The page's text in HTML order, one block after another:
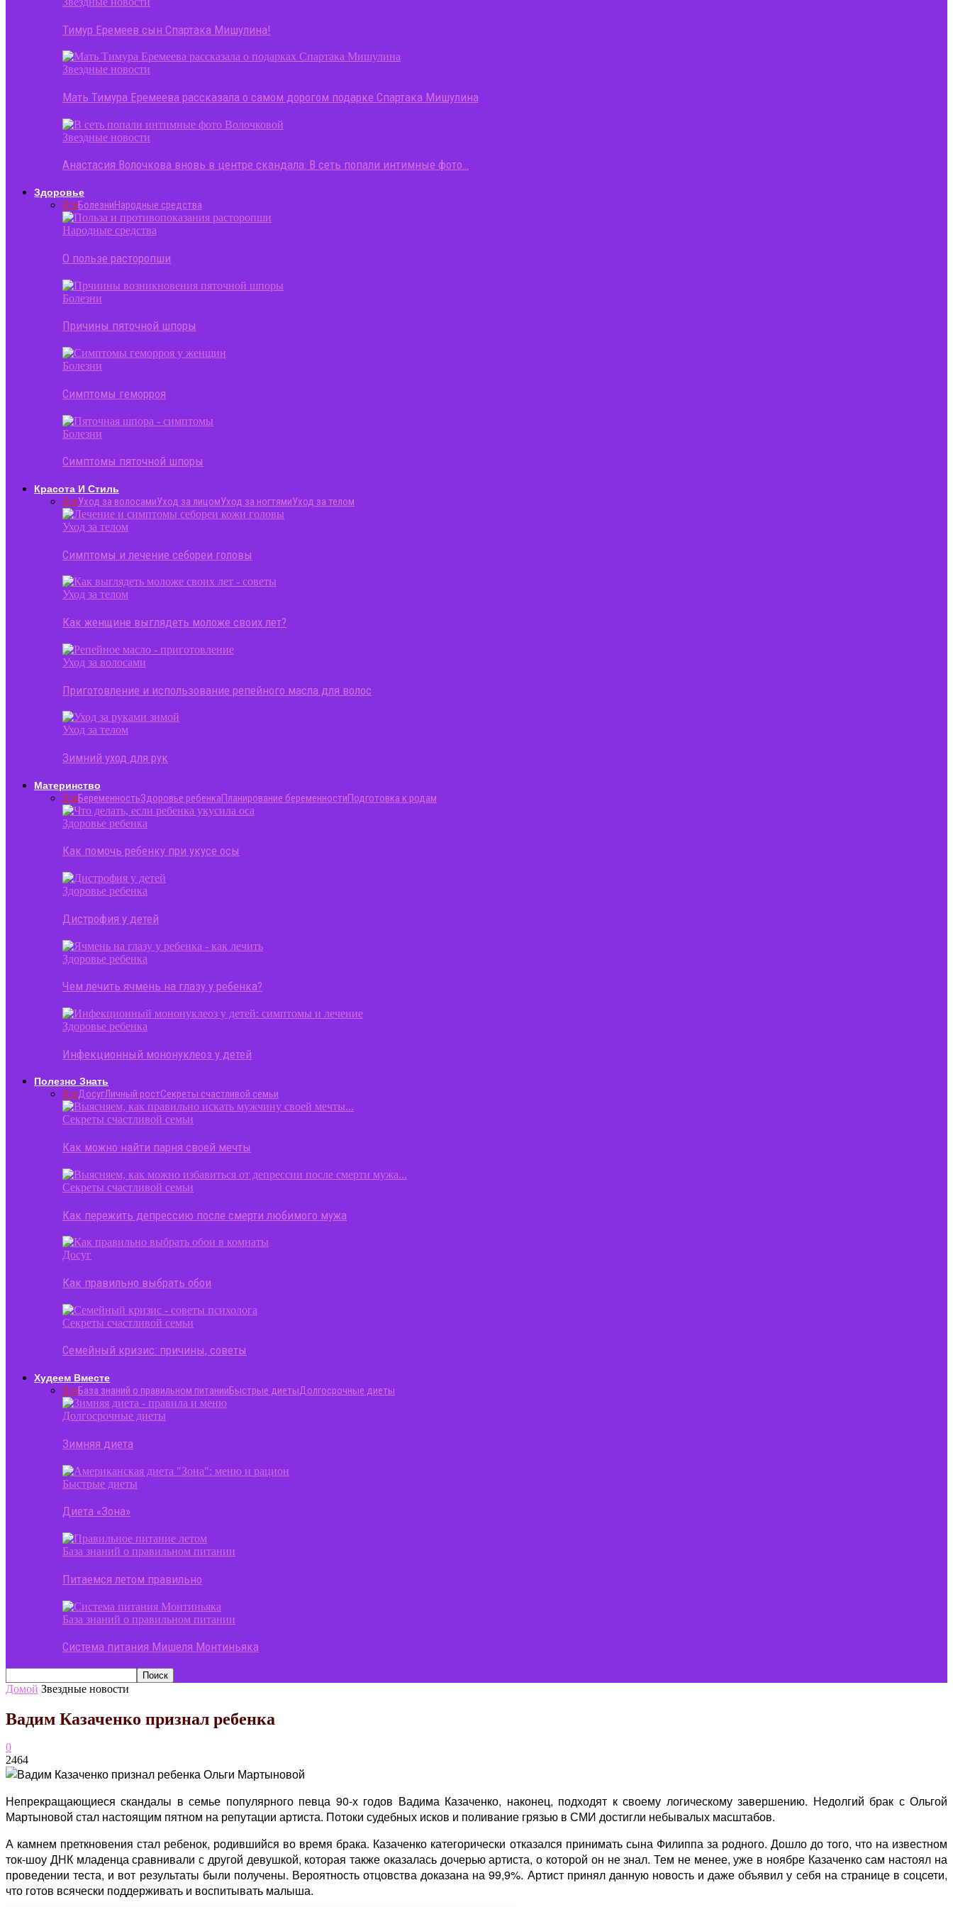
Тимур Еремеев сын Спартака Мишулина!
Звездные новости
Мать Тимура Еремеева рассказала о самом дорогом подарке Спартака Мишулина
Звездные новости
Анастасия Волочкова вновь в центре скандала: В сеть попали интимные фото…
Здоровье
ВсеБолезниНародные средства
Народные средства
О пользе расторопши
Болезни
Причины пяточной шпоры
Болезни
Симптомы геморроя
Болезни
Симптомы пяточной шпоры
Красота И Стиль
ВсеУход за волосамиУход за лицомУход за ногтямиУход за телом
Уход за телом
Симптомы и лечение себореи головы
Уход за телом
Как женщине выглядеть моложе своих лет?
Уход за волосами
Приготовление и использование репейного масла для волос
Уход за телом
Зимний уход для рук
Материнство
ВсеБеременностьЗдоровье ребенкаПланирование беременностиПодготовка к родам
Здоровье ребенка
Как помочь ребенку при укусе осы
Здоровье ребенка
Дистрофия у детей
Здоровье ребенка
Чем лечить ячмень на глазу у ребенка?
Здоровье ребенка
Инфекционный мононуклеоз у детей
Полезно Знать
ВсеДосугЛичный ростСекреты счастливой семьи
Секреты счастливой семьи
Как можно найти парня своей мечты
Секреты счастливой семьи
Как пережить депрессию после смерти любимого мужа
Досуг
Как правильно выбрать обои
Секреты счастливой семьи
Семейный кризис: причины, советы
Худеем Вместе
ВсеБаза знаний о правильном питанииБыстрые диетыДолгосрочные диеты
Долгосрочные диеты
Зимняя диета
Быстрые диеты
Диета «Зона»
База знаний о правильном питании
Питаемся летом правильно
База знаний о правильном питании
Система питания Мишеля Монтиньяка
Домой Звездные новости
Вадим Казаченко признал ребенка
0
2464
Непрекращающиеся скандалы в семье популярного певца 90-х годов Вадима Казаченко, наконец, подходят к своему логическому завершению. Недолгий брак с Ольгой
Мартыновой стал настоящим пятном на репутации артиста. Потоки судебных исков и поливание грязью в СМИ достигли небывалых масштабов.
А камнем преткновения стал ребенок, родившийся во время брака. Казаченко категорически отказался принимать сына Филиппа за родного. Дошло до того, что на известном
ток-шоу ДНК младенца сравнивали с другой девушкой, которая также оказалась дочерью артиста, о которой он не знал. Тем не менее, уже в ноябре Казаченко сам настоял на
проведении теста, и вот результаты были получены. Вероятность отцовства доказана на 99,9%. Артист принял данную новость и даже объявил у себя на странице в соцсети,
что готов всячески поддерживать и воспитывать малыша.